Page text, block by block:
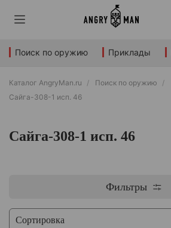
Поиск по оружию Приклады
Каталог AngryMan.ru Поиск по оружию
Сайга-308-1 исп. 46
Сайга-308-1 исп. 46
Фильтры